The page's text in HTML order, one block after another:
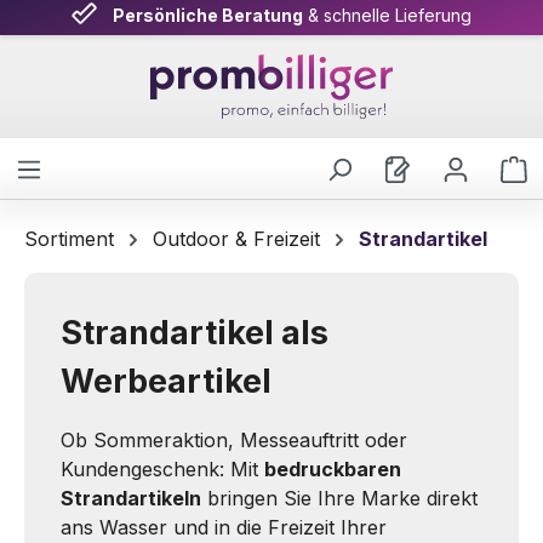
Zum Hauptinhalt springen
Attraktive Konditionen auf alle Werbeartikel
Persönliche Beratung & schnelle Lieferung
Sortiment Outdoor & Freizeit Strandartikel
Strandartikel als
Werbeartikel
Ob Sommeraktion, Messeauftritt oder
Kundengeschenk: Mit bedruckbaren
Strandartikeln bringen Sie Ihre Marke direkt
ans Wasser und in die Freizeit Ihrer